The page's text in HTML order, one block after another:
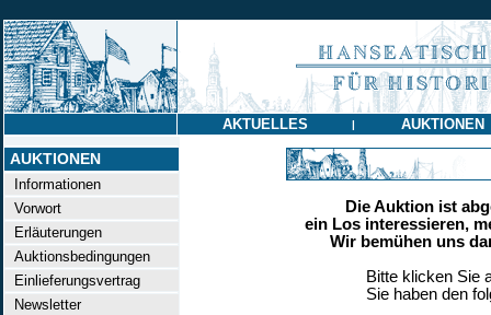
AKTUELLES | AUKTIONEN
AUKTIONEN
Informationen
Vorwort
Erläuterungen
Auktionsbedingungen
Einlieferungsvertrag
Newsletter
Die Auktion ist
ein Los interessieren,
Wir bemühen uns
Bitte klicken Sie
Sie haben den